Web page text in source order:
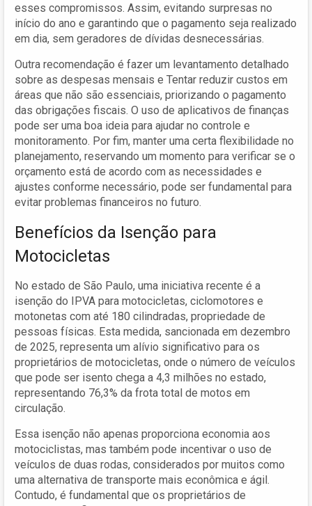
esses compromissos. Assim, evitando surpresas no
início do ano e garantindo que o pagamento seja realizado
em dia, sem geradores de dívidas desnecessárias.
Outra recomendação é fazer um levantamento detalhado
sobre as despesas mensais e Tentar reduzir custos em
áreas que não são essenciais, priorizando o pagamento
das obrigações fiscais. O uso de aplicativos de finanças
pode ser uma boa ideia para ajudar no controle e
monitoramento. Por fim, manter uma certa flexibilidade no
planejamento, reservando um momento para verificar se o
orçamento está de acordo com as necessidades e
ajustes conforme necessário, pode ser fundamental para
evitar problemas financeiros no futuro.
Benefícios da Isenção para
Motocicletas
No estado de São Paulo, uma iniciativa recente é a
isenção do IPVA para motocicletas, ciclomotores e
motonetas com até 180 cilindradas, propriedade de
pessoas físicas. Esta medida, sancionada em dezembro
de 2025, representa um alívio significativo para os
proprietários de motocicletas, onde o número de veículos
que pode ser isento chega a 4,3 milhões no estado,
representando 76,3% da frota total de motos em
circulação.
Essa isenção não apenas proporciona economia aos
motociclistas, mas também pode incentivar o uso de
veículos de duas rodas, considerados por muitos como
uma alternativa de transporte mais econômica e ágil.
Contudo, é fundamental que os proprietários de